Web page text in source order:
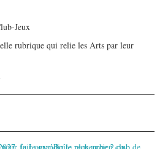
Jeux
rubrique qui relie les Arts par leur